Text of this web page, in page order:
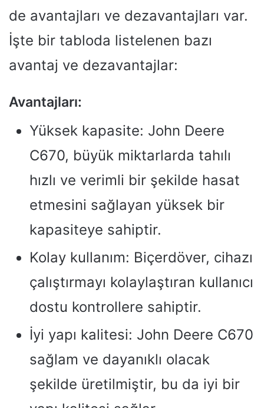
de avantajları ve dezavantajları var.
İşte bir tabloda listelenen bazı
avantaj ve dezavantajlar:
Avantajları:
Yüksek kapasite: John Deere
C670, büyük miktarlarda tahılı
hızlı ve verimli bir şekilde hasat
etmesini sağlayan yüksek bir
kapasiteye sahiptir.
Kolay kullanım: Biçerdöver, cihazı
çalıştırmayı kolaylaştıran kullanıcı
dostu kontrollere sahiptir.
İyi yapı kalitesi: John Deere C670
sağlam ve dayanıklı olacak
şekilde üretilmiştir, bu da iyi bir